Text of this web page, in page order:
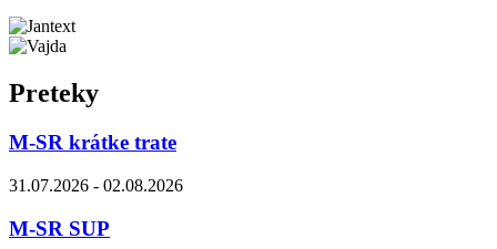
Preteky
M-SR krátke trate
31.07.2026 - 02.08.2026
M-SR SUP